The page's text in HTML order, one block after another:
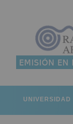
UNIVERSIDAD